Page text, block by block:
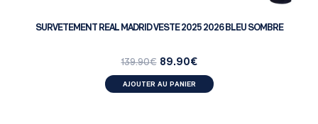
SURVETEMENT REAL MADRID VESTE 2025 2026 BLEU SOMBRE
139.90€ 89.90€
AJOUTER AU PANIER